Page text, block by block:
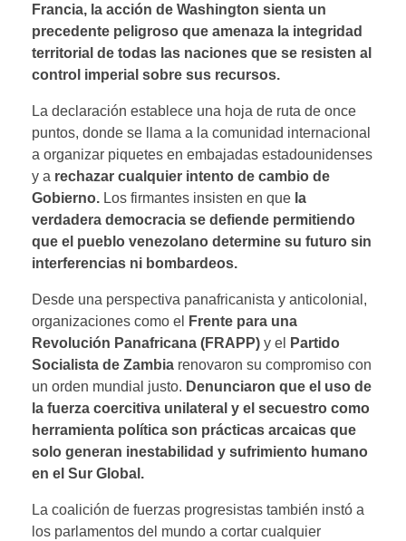
Francia, la acción de Washington sienta un
precedente peligroso que amenaza la integridad
territorial de todas las naciones que se resisten al
control imperial sobre sus recursos.
La declaración establece una hoja de ruta de once
puntos, donde se llama a la comunidad internacional
a organizar piquetes en embajadas estadounidenses
y a rechazar cualquier intento de cambio de
Gobierno. Los firmantes insisten en que la
verdadera democracia se defiende permitiendo
que el pueblo venezolano determine su futuro sin
interferencias ni bombardeos.
Desde una perspectiva panafricanista y anticolonial,
organizaciones como el
Frente para una
Revolución Panafricana (FRAPP) y el
Partido
Socialista de Zambia renovaron su compromiso con
un orden mundial justo. Denunciaron que el uso de
la fuerza coercitiva unilateral y el secuestro como
herramienta política son prácticas arcaicas que
solo generan inestabilidad y sufrimiento humano
en el Sur Global.
La coalición de fuerzas progresistas también instó a
los parlamentos del mundo a cortar cualquier